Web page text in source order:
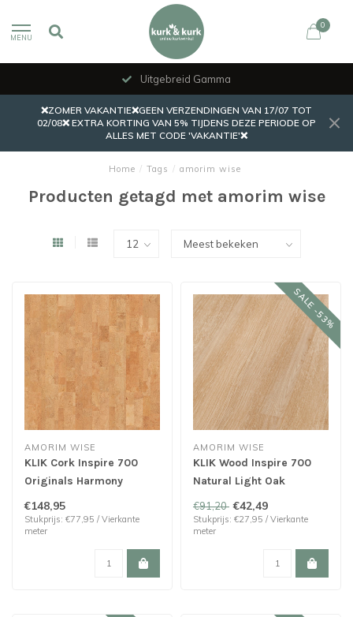
MENU
0
Uitgebreid Gamma
❌ZOMER VAKANTIE❌GEEN VERZENDINGEN VAN 17/07 TOT
02/08❌ EXTRA KORTING VAN 5% TIJDENS DEZE PERIODE OP
ALLES MET CODE 'VAKANTIE'❌
Home / Tags / amorim wise
Producten getagd met amorim wise
AMORIM WISE
KLIK Cork Inspire 700
Originals Harmony
€148,95
Stukprijs: €77,95 / Vierkante
meter
SALE -53%
AMORIM WISE
KLIK Wood Inspire 700
Natural Light Oak
€91,20 €42,49
Stukprijs: €27,95 / Vierkante
meter